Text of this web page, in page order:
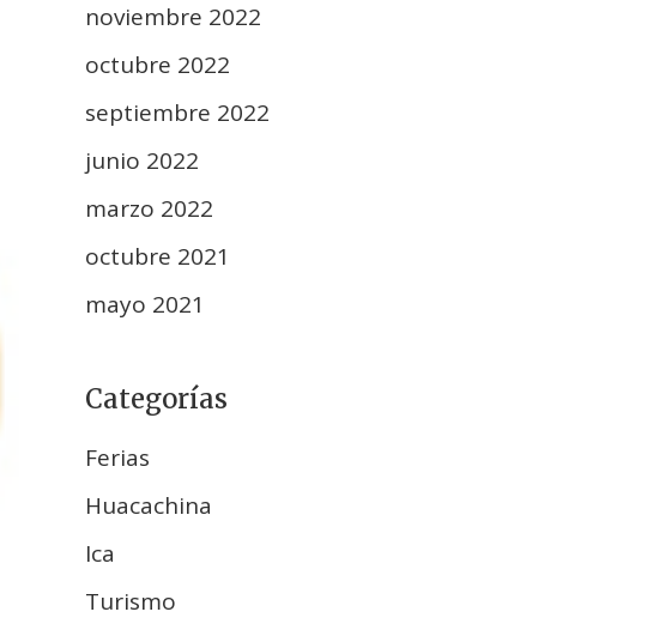
noviembre 2022
octubre 2022
septiembre 2022
junio 2022
marzo 2022
octubre 2021
mayo 2021
Categorías
Ferias
Huacachina
Ica
Turismo